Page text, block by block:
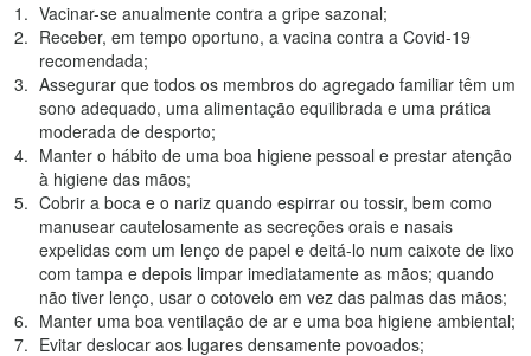
Vacinar-se anualmente contra a gripe sazonal;
Receber, em tempo oportuno, a vacina contra a Covid-19
recomendada;
Assegurar que todos os membros do agregado familiar têm um
sono adequado, uma alimentação equilibrada e uma prática
moderada de desporto;
Manter o hábito de uma boa higiene pessoal e prestar atenção
à higiene das mãos;
Cobrir a boca e o nariz quando espirrar ou tossir, bem como
manusear cautelosamente as secreções orais e nasais
expelidas com um lenço de papel e deitá-lo num caixote de lixo
com tampa e depois limpar imediatamente as mãos; quando
não tiver lenço, usar o cotovelo em vez das palmas das mãos;
Manter uma boa ventilação de ar e uma boa higiene ambiental;
Evitar deslocar aos lugares densamente povoados;